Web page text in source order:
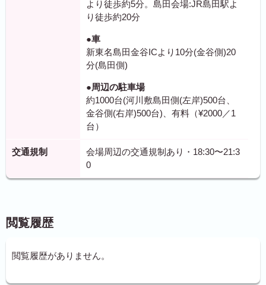
より徒歩約5分。島田会場:JR島田駅よ
り徒歩約20分
●車
新東名島田金谷ICより10分(金谷側)20
分(島田側)
●周辺の駐車場
約1000台(河川敷島田側(左岸)500台、
金谷側(右岸)500台)、有料（¥2000／1
台）
交通規制
会場周辺の交通規制あり・18:30〜21:3
0
閲覧履歴
閲覧履歴がありません。